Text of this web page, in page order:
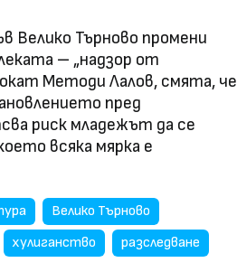
Велико Търново промени
– „надзор от
Методи Лалов, смята, че
пред
риск младежът да се
всяка мярка е
Велико Търново
хулиганство разследване